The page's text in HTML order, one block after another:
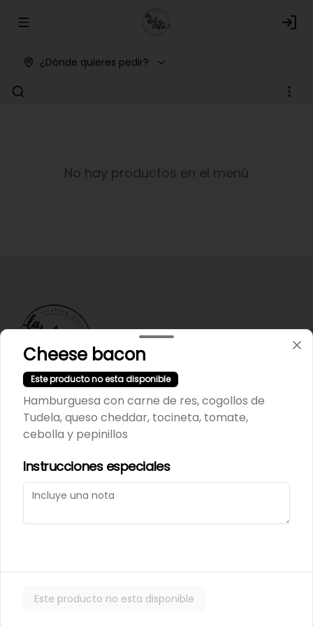
Abrir menu de navegación Login
¿Dónde quieres pedir?
No hay productos en el menú
Términos y condiciones
Política de privacidad
Mi cuenta
Iniciar sesión
Cheese bacon
Este producto no esta disponible
Hamburguesa con carne de res, cogollos de
Tudela, queso cheddar, tocineta, tomate,
cebolla y pepinillos
Instrucciones especiales
Este producto no esta disponible